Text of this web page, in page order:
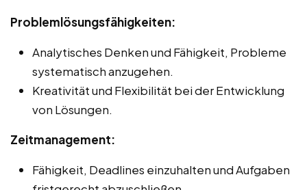
Problemlösungsfähigkeiten:
Analytisches Denken und Fähigkeit, Probleme
systematisch anzugehen.
Kreativität und Flexibilität bei der Entwicklung
von Lösungen.
Zeitmanagement:
Fähigkeit, Deadlines einzuhalten und Aufgaben